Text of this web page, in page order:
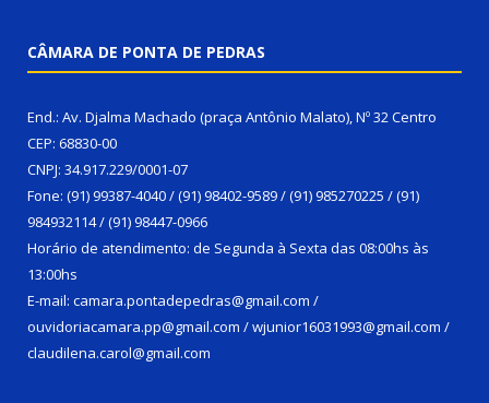
CÂMARA DE PONTA DE PEDRAS
End.: Av. Djalma Machado (praça Antônio Malato), Nº 32 Centro
CEP: 68830-00
CNPJ: 34.917.229/0001-07
Fone: (91) 99387-4040 / (91) 98402-9589 / (91) 985270225 / (91)
984932114 / (91) 98447-0966
Horário de atendimento: de Segunda à Sexta das 08:00hs às
13:00hs
E-mail: camara.pontadepedras@gmail.com /
ouvidoriacamara.pp@gmail.com / wjunior16031993@gmail.com /
claudilena.carol@gmail.com